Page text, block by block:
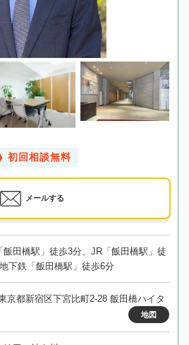
初回相談無料
メールする
飯田橋駅」徒歩3分、JR「飯田橋駅」徒
下鉄「飯田橋駅」徒歩6分
京都新宿区下宮比町2-28 飯田橋ハイタ
地図